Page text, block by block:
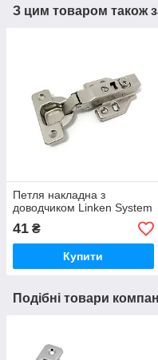
З цим товаром також
Петля накладна з
доводчиком Linken System
41 ₴
Купити
Подібні товари